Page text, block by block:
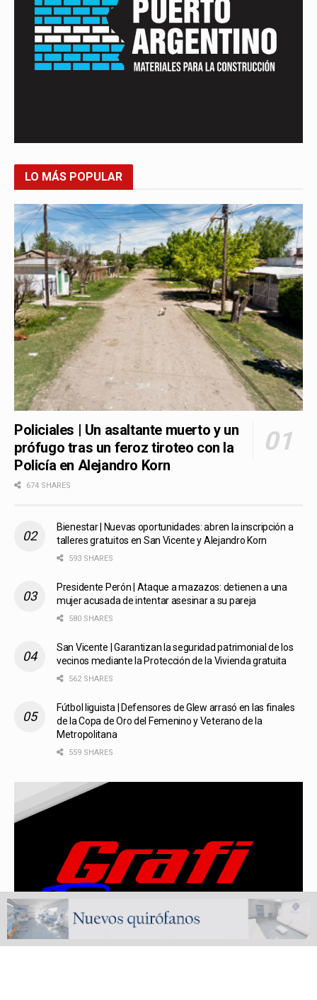
LO MÁS POPULAR
Policiales | Un asaltante muerto y un
prófugo tras un feroz tiroteo con la
Policía en Alejandro Korn
674 SHARES
Bienestar | Nuevas oportunidades: abren la inscripción a
talleres gratuitos en San Vicente y Alejandro Korn
593 SHARES
Presidente Perón | Ataque a mazazos: detienen a una
mujer acusada de intentar asesinar a su pareja
580 SHARES
San Vicente | Garantizan la seguridad patrimonial de los
vecinos mediante la Protección de la Vivienda gratuita
562 SHARES
Fútbol liguista | Defensores de Glew arrasó en las finales
de la Copa de Oro del Femenino y Veterano de la
Metropolitana
559 SHARES